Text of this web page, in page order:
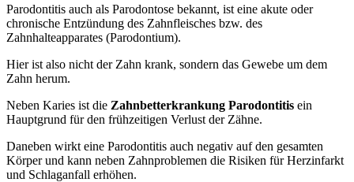
Parodontitis auch als Parodontose bekannt, ist eine akute oder
chronische Entzündung des Zahnfleisches bzw. des
Zahnhalteapparates (Parodontium).
Hier ist also nicht der Zahn krank, sondern das Gewebe um dem
Zahn herum.
Neben Karies ist die Zahnbetterkrankung Parodontitis ein
Hauptgrund für den frühzeitigen Verlust der Zähne.
Daneben wirkt eine Parodontitis auch negativ auf den gesamten
Körper und kann neben Zahnproblemen die Risiken für Herzinfarkt
und Schlaganfall erhöhen.